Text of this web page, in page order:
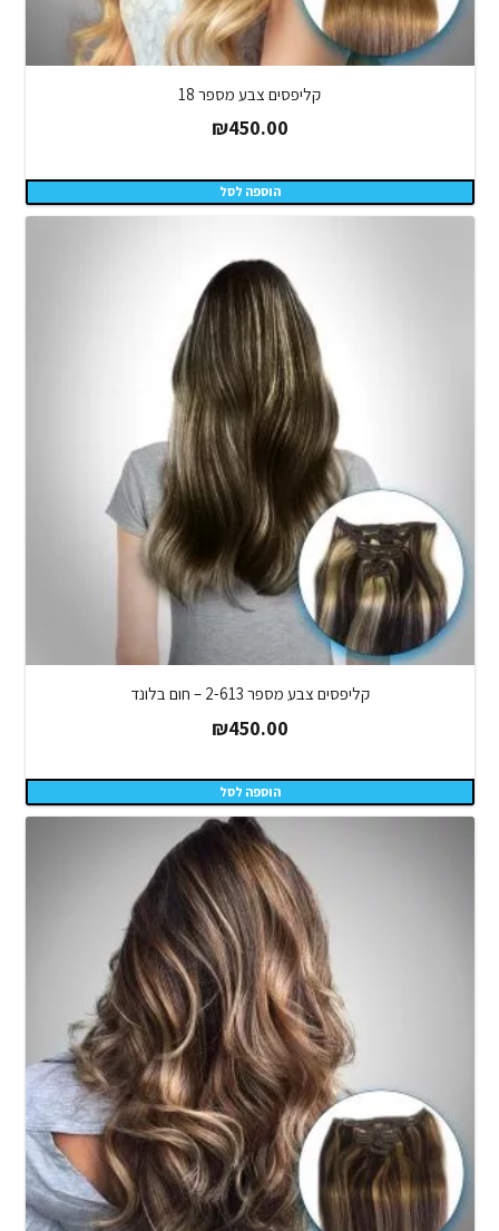
קליפסים צבע מספר 18
₪450.00
הוספה לסל
קליפסים צבע מספר 2-613 – חום בלונד
₪450.00
הוספה לסל